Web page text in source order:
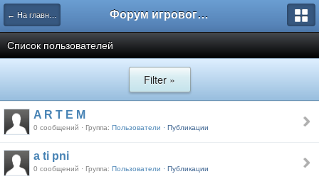
← На главную Форум игрового проекта Riverrise
Список пользователей
Filter »
A R T E M
0 сообщений · Группа: Пользователи · Публикации
a ti pni
0 сообщений · Группа: Пользователи · Публикации